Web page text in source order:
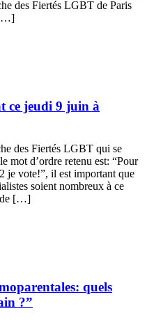
des Fiertés LGBT de Paris
ce jeudi 9 juin à
des Fiertés LGBT qui se
mot d’ordre retenu est: “Pour
je vote!”, il est important que
soient nombreux à ce
de […]
quels
?”